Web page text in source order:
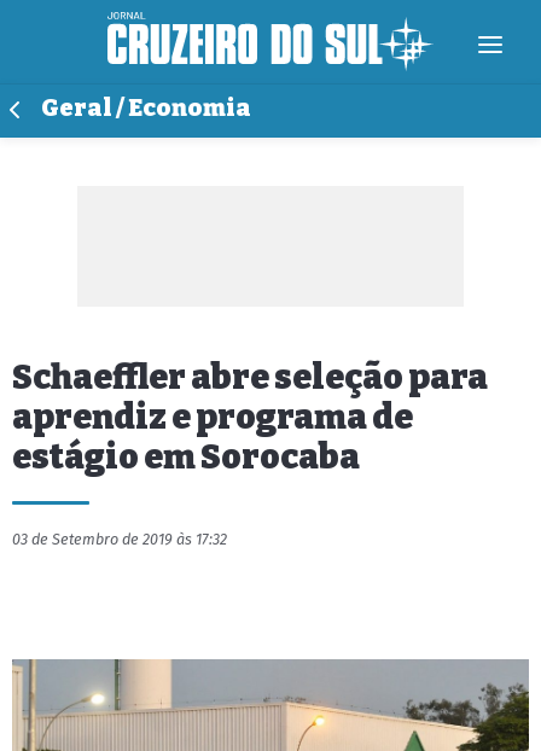
Geral / Economia
Schaeffler abre seleção para
aprendiz e programa de
estágio em Sorocaba
03 de Setembro de 2019 às 17:32